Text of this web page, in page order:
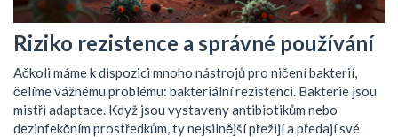
Riziko rezistence a správné používání
Ačkoli máme k dispozici mnoho nástrojů pro ničení bakterií,
čelíme vážnému problému: bakteriální rezistenci. Bakterie jsou
mistři adaptace. Když jsou vystaveny antibiotikům nebo
dezinfekčním prostředkům, ty nejsilnější přežijí a předají své